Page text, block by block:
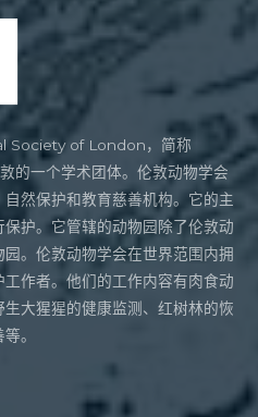
Society of London，简称
的一个学术团体。伦敦动物学会
然保护和教育慈善机构。它的主
护。它管辖的动物园除了伦敦动
。伦敦动物学会在世界范围内拥
作者。他们的工作内容有肉食动
大猩猩的健康监测、红树林的恢
。